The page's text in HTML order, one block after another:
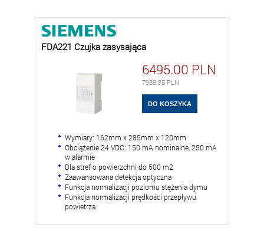
FDA221 Czujka zasysająca
6495.00 PLN
7988.85 PLN
Wymiary: 162mm x 285mm x 120mm
Obciążenie 24 VDC: 150 mA nominalne, 250 mA
w alarmie
Dla stref o powierzchni do 500 m2
Zaawansowana detekcja optyczna
Funkcja normalizacji poziomu stężenia dymu
Funkcja normalizacji prędkości przepływu
powietrza